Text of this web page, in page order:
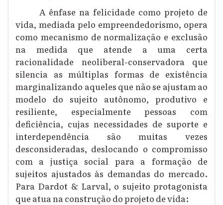
A ênfase na felicidade como projeto de
vida, mediada pelo empreendedorismo, opera
como mecanismo de normalização e exclusão
na medida que atende a uma certa
racionalidade neoliberal-conservadora que
silencia as múltiplas formas de existência
marginalizando aqueles que não se ajustam ao
modelo do sujeito autônomo, produtivo e
resiliente, especialmente pessoas com
deficiência, cujas necessidades de suporte e
interdependência são muitas vezes
desconsideradas, deslocando o compromisso
com a justiça social para a formação de
sujeitos ajustados às demandas do mercado.
Para Dardot & Larval, o sujeito protagonista
que atua na construção do projeto de vida: